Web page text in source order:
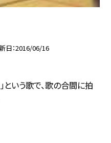
日 2016/06/16
いう歌で、歌の合間に拍